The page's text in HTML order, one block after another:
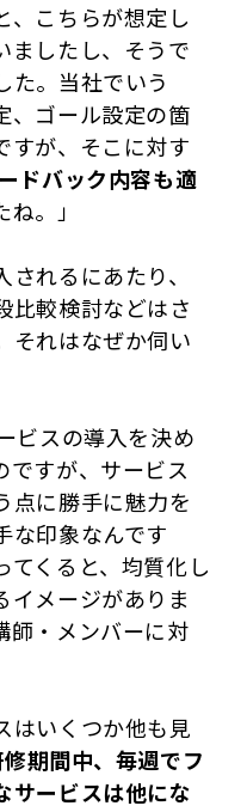
、こちらが想定し
ましたし、そうで
た。当社でいう
、ゴール設定の箇
すが、そこに対す
ドバック内容も適
。」
れるにあたり、
比較検討などはさ
それはなぜか伺い
ビスの導入を決め
ですが、サービス
点に勝手に魅力を
な印象なんです
てくると、均質化し
イメージがありま
師・メンバーに対
はいくつか他も見
期間中、毎週でフ
サービスは他にな